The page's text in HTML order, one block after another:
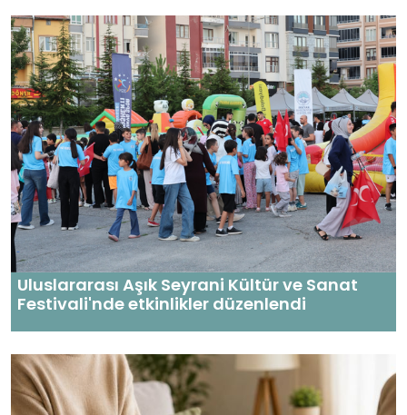
Uluslararası Aşık Seyrani Kültür ve Sanat
Festivali'nde etkinlikler düzenlendi